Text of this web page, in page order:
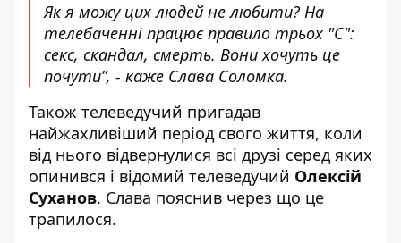
Як я можу цих людей не любити? На
телебаченні працює правило трьох "С":
секс, скандал, смерть. Вони хочуть це
почути”, - каже Слава Соломка.
Також телеведучий пригадав
найжахливіший період свого життя, коли
від нього відвернулися всі друзі серед яких
опинився і відомий телеведучий Олексій
Суханов. Слава пояснив через що це
трапилося.